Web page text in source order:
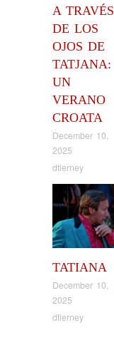
A TRAVÉS
DE LOS
OJOS DE
TATJANA:
UN
VERANO
CROATA
December 10,
2025
dtierney
TATIANA
December 10,
2025
dtierney